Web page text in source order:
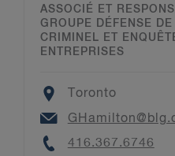
ASSOCIÉ ET
GROUPE DÉFENSE
CRIMINEL ET
ENTREPRISES
Location
Toronto
Email
Phone
416.367.6746